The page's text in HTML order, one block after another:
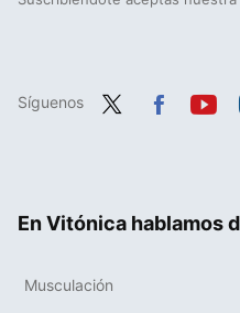
Síguenos
En Vitónica hablamos
Musculación